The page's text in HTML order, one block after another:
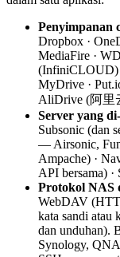
Penyimpanan
Dropbox ·
MediaFire ·
(InfiniCLOUD)
MyDrive ·
AliDrive (阿里
Server yang
Subsonic (dan
— Airsonic,
Ampache) ·
API bersama)
Protokol NAS
WebDAV
kata sandi atau
dan unduhan).
Synology,